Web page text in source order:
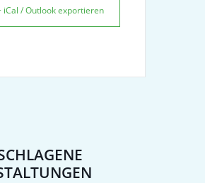
iCal / Outlook exportieren